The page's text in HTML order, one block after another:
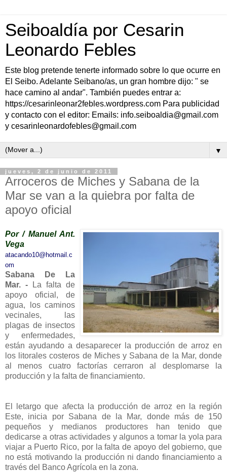
Seiboaldía por Cesarin
Leonardo Febles
Este blog pretende tenerte informado sobre lo que ocurre en
El Seibo. Adelante Seibano/as, un gran hombre dijo: " se
hace camino al andar". También puedes entrar a:
https://cesarinleonar2febles.wordpress.com Para publicidad
y contacto con el editor: Emails: info.seiboaldia@gmail.com
y cesarinleonardofebles@gmail.com
▼
jueves, 2 de junio de 2011
Arroceros de Miches y Sabana de la
Mar se van a la quiebra por falta de
apoyo oficial
Por / Manuel Ant.
Vega
atacando10@hotmail.c
om
Sabana De La
Mar. - La falta de
apoyo oficial, de
agua, los caminos
vecinales, las
plagas de insectos
y enfermedades,
están ayudando a desaparecer la producción de arroz en
los litorales costeros de Miches y Sabana de la Mar, donde
al menos cuatro factorías cerraron al desplomarse la
producción y la falta de financiamiento.
El letargo que afecta la producción de arroz en la región
Este, inicia por Sabana de la Mar, donde más de 150
pequeños y medianos productores han tenido que
dedicarse a otras actividades y algunos a tomar la yola para
viajar a Puerto Rico, por la falta de apoyo del gobierno, que
no está motivando la producción ni dando financiamiento a
través del Banco Agrícola en la zona.